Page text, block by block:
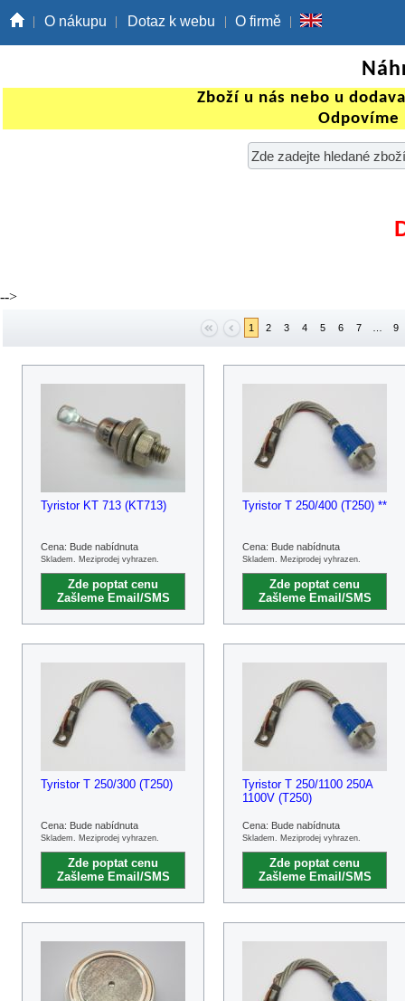
O nákupu Dotaz k webu O firmě
Zboží u nás nebo u
Odpovíme
-->
1 2 3 4 5 6 7 9
Tyristor KT 713 (KT713)
Cena: Bude nabídnuta
Skladem. Meziprodej vyhrazen.
Zde poptat cenu
Zašleme Email/SMS
Tyristor T 250/400 (T250) **
Cena: Bude nabídnuta
Skladem. Meziprodej vyhrazen.
Zde poptat cenu
Zašleme Email/SMS
Tyristor T 250/300 (T250)
Cena: Bude nabídnuta
Skladem. Meziprodej vyhrazen.
Zde poptat cenu
Zašleme Email/SMS
Tyristor T 250/1100 250A
1100V (T250)
Cena: Bude nabídnuta
Skladem. Meziprodej vyhrazen.
Zde poptat cenu
Zašleme Email/SMS